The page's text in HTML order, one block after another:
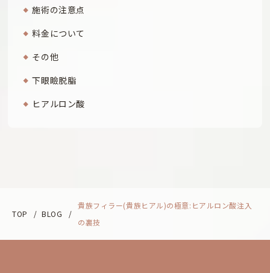
施術の注意点
料金について
その他
下眼瞼脱脂
ヒアルロン酸
TOP / BLOG /
貴族フィラー(貴族ヒアル)の極意:ヒアルロン酸注入
の裏技